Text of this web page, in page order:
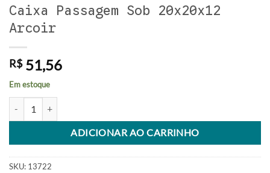
Caixa Passagem Sob 20x20x12
Arcoir
R$51,56
Em estoque
ADICIONAR AO CARRINHO
Alternative:
SKU: 13722